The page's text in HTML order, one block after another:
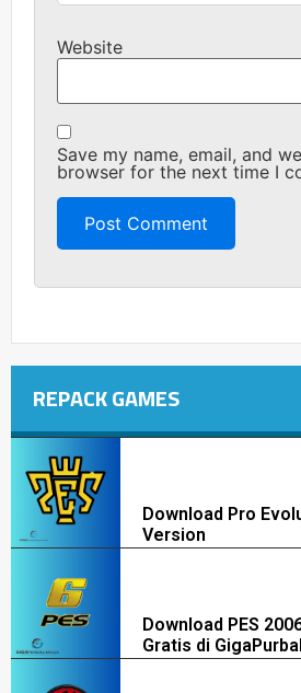
Website
Save my name, email, and
browser for the next time I
REPACK GAMES
Download Pro
Version
Download PES
Gratis di